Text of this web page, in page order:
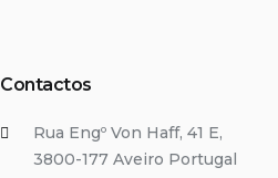
Contactos
Rua Engº Von Haff, 41 E,
3800-177 Aveiro Portugal